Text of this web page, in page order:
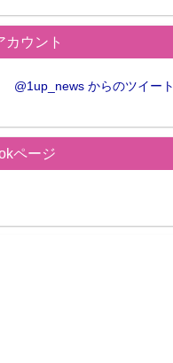
カウント
@1up_news からのツイート
ページ